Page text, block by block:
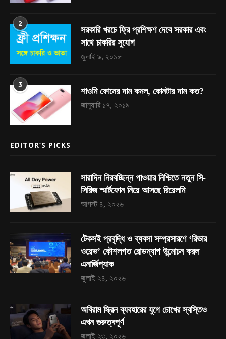
2
সরকারি খরচে ফ্রি প্রশিক্ষণ দেবে সরকার এবং
সাথে চাকরির সুযোগ
জুলাই ৯, ২০১৮
3
শাওমি ফোনের দাম কমল, কোনটার দাম কত?
জানুয়ারি ১৭, ২০১৯
EDITOR’S PICKS
সারাদিন নিরবচ্ছিন্ন পাওয়ার নিশ্চিতে নতুন সি-
সিরিজ স্মার্টফোন নিয়ে আসছে রিয়েলমি
আগস্ট ৪, ২০২৬
টেকসই প্রবৃদ্ধি ও ব্যবসা সম্প্রসারণে ‘রিভার
ওয়েভ’ কৌশলগত রোডম্যাপ উন্মোচন করল
এনার্জিপ্যাক
জুলাই ২৪, ২০২৬
অবিরাম স্ক্রিন ব্যবহারের যুগে চোখের স্বস্তিও
এখন গুরুত্বপূর্ণ
জুলাই ২৩, ২০২৬